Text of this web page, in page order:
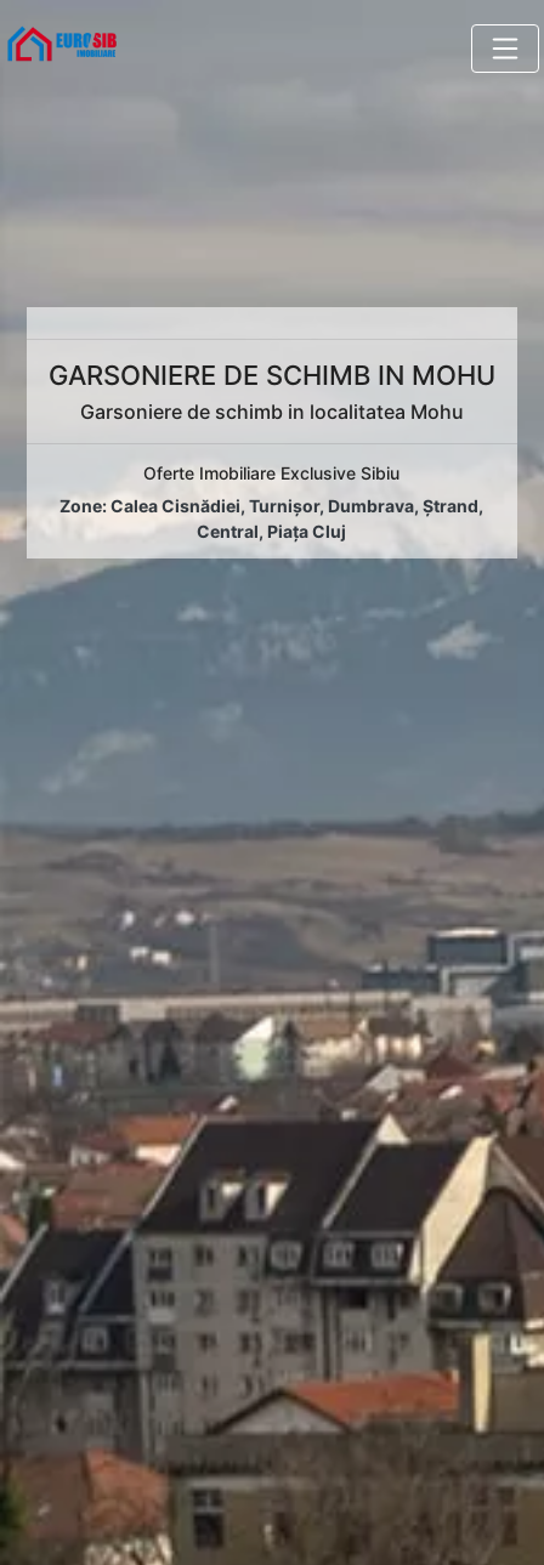
GARSONIERE DE SCHIMB IN MOHU
Garsoniere de schimb in localitatea Mohu
Oferte Imobiliare Exclusive Sibiu
Zone:Calea Cisnădiei,Turnișor, Dumbrava,Ștrand,
Central, Piața Cluj